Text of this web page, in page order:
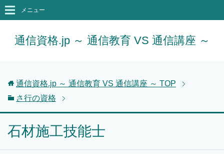
通信資格.jp ～ 通信教育 VS 通信講座 ～
メニュー
通信資格.jp ～ 通信教育 VS 通信講座 ～ TOP
さ行の資格
石材施工技能士